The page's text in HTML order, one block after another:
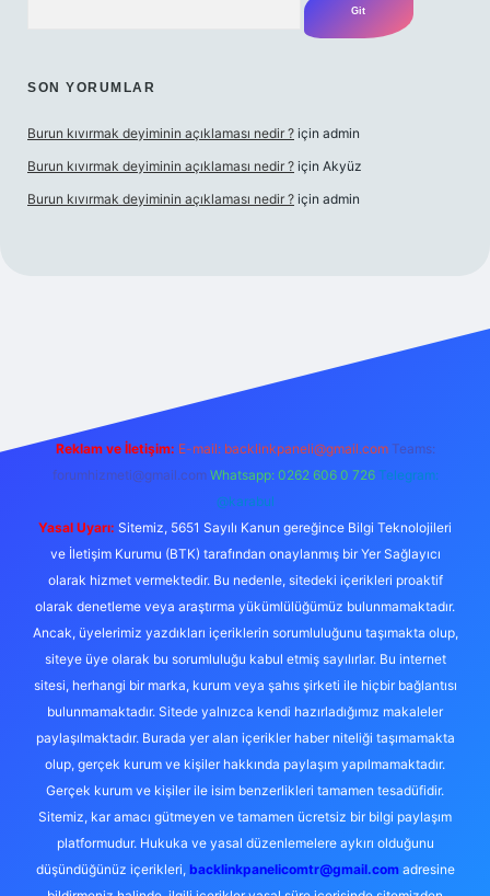
SON YORUMLAR
Burun kıvırmak deyiminin açıklaması nedir ? için admin
Burun kıvırmak deyiminin açıklaması nedir ? için Akyüz
Burun kıvırmak deyiminin açıklaması nedir ? için admin
Reklam ve İletişim: E-mail: backlinkpaneli@gmail.com Teams:
forumhizmeti@gmail.com Whatsapp: 0262 606 0 726 Telegram:
@karabul
Yasal Uyarı: Sitemiz, 5651 Sayılı Kanun gereğince Bilgi Teknolojileri
ve İletişim Kurumu (BTK) tarafından onaylanmış bir Yer Sağlayıcı
olarak hizmet vermektedir. Bu nedenle, sitedeki içerikleri proaktif
olarak denetleme veya araştırma yükümlülüğümüz bulunmamaktadır.
Ancak, üyelerimiz yazdıkları içeriklerin sorumluluğunu taşımakta olup,
siteye üye olarak bu sorumluluğu kabul etmiş sayılırlar. Bu internet
sitesi, herhangi bir marka, kurum veya şahıs şirketi ile hiçbir bağlantısı
bulunmamaktadır. Sitede yalnızca kendi hazırladığımız makaleler
paylaşılmaktadır. Burada yer alan içerikler haber niteliği taşımamakta
olup, gerçek kurum ve kişiler hakkında paylaşım yapılmamaktadır.
Gerçek kurum ve kişiler ile isim benzerlikleri tamamen tesadüfidir.
Sitemiz, kar amacı gütmeyen ve tamamen ücretsiz bir bilgi paylaşım
platformudur. Hukuka ve yasal düzenlemelere aykırı olduğunu
düşündüğünüz içerikleri, backlinkpanelicomtr@gmail.comadresine